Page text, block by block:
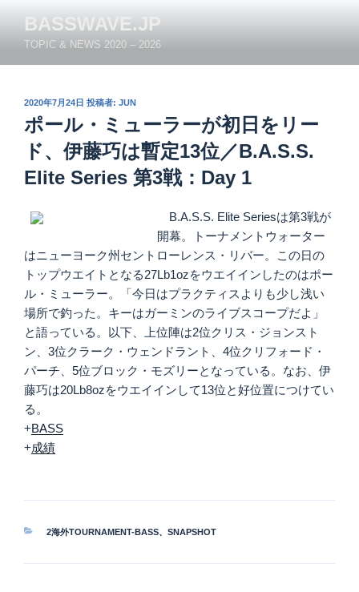
ン
BASSWAVE.JP
TOPIC & NEWS 2020 – 2026
投
日:
2020年7月24日 投稿者: JUN
ポール・ミューラーが初日をリー
ド、伊藤巧は暫定13位／B.A.S.S.
Elite Series 第3戦：Day 1
B.A.S.S. Elite Seriesは第3戦が
開幕。トーナメントウォーター
はニューヨーク州セントローレンス・リバー。この日の
トップウエイトとなる27Lb1ozをウエイインしたのはポー
ル・ミューラー。「今日はプラクティスよりも少し浅い
場所で釣った。キーはガーミンのライブスコープだよ」
と語っている。以下、上位陣は2位クリス・ジョンスト
ン、3位クラーク・ウェンドラント、4位クリフォード・
パーチ、5位ブロック・モズリーとなっている。なお、伊
藤巧は20Lb8ozをウエイインして13位と好位置につけてい
る。
+BASS
+成績
カ
2海外TOURNAMENT-BASS、 SNAPSHOT